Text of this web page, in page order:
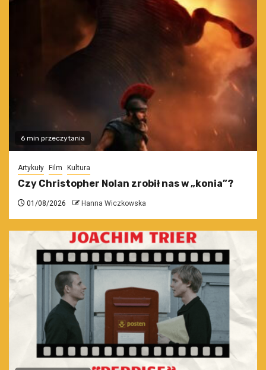
6 min przeczytania
Artykuły Film Kultura
Czy Christopher Nolan zrobił nas w „konia”?
01/08/2026 Hanna Wiczkowska